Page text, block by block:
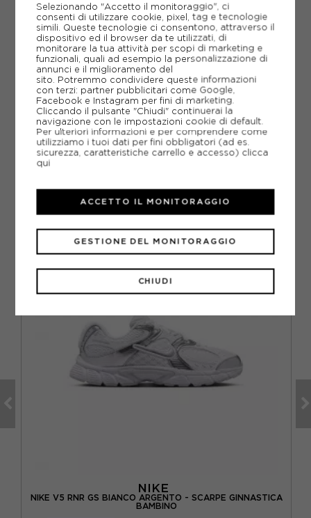
PIÙ INFORMAZIONI
SCHEDA TECNICA
GUIDA ALLE TAGLIE
DOMANDE FREQUENTI
Come ordinare la taglia giusta?
CONSIGLIATI DA NOI
NIKE
NIKE V5 RNR GS BIANCO ARGENTO - SCARPE GINNASTICA
BAMBINO
Selezionando "Accetto il monitoraggio", ci
consenti di utilizzare cookie, pixel, tag e tecnologie
simili. Queste tecnologie ci consentono, attraverso il
dispositivo ed il browser da te utilizzati, di
monitorare la tua attività per scopi di marketing e
funzionali, quali ad esempio la personalizzazione di
annunci e il miglioramento del
sito. Potremmo condividere queste informazioni
con terzi: partner pubblicitari come Google,
Facebook e Instagram per fini di marketing.
Cliccando il pulsante "Chiudi" continuerai la
navigazione con le impostazioni cookie di default.
Per ulteriori informazioni e per comprendere come
utilizziamo i tuoi dati per fini obbligatori (ad es.
sicurezza, caratteristiche carrello e accesso) clicca
qui
CHIUDI
GESTIONE DEL MONITORAGGIO
ACCETTO IL MONITORAGGIO